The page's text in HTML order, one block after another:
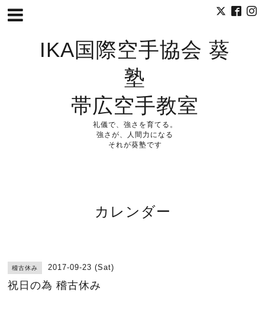
IKA国際空手協会 葵
塾
帯広空手教室
礼儀で、強さを育てる。
強さが、人間力になる
それが葵塾です
カレンダー
稽古休み 2017-09-23 (Sat)
祝日の為 稽古休み